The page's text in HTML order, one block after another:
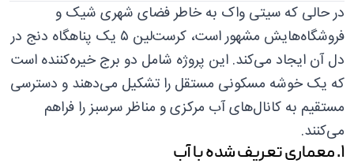
در حالی که سیتی واک به خاطر فضای شهری شیک و
فروشگاه‌هایش مشهور است، کرست‌لین ۵ یک پناهگاه دنج در
دل آن ایجاد می‌کند. این پروژه شامل دو برج خیره‌کننده است
که یک خوشه مسکونی مستقل را تشکیل می‌دهند و دسترسی
مستقیم به کانال‌های آب مرکزی و مناظر سرسبز را فراهم
می‌کنند.
۱. معماری تعریف شده با آب